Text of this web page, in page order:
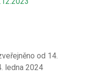
od 14.
ledna 2024